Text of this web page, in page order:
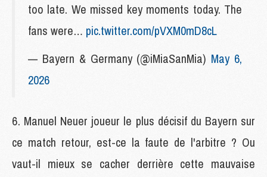
too late. We missed key moments today. The
fans were… pic.twitter.com/pVXM0mD8cL
— Bayern & Germany (@iMiaSanMia) May 6,
2026
Manuel Neuer joueur le plus décisif du Bayern sur
ce match retour, est-ce la faute de l'arbitre ? Ou
vaut-il mieux se cacher derrière cette mauvaise